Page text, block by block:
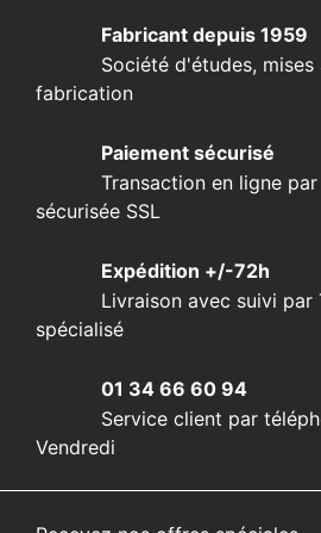
Fabricant depuis 1959
Société d'études,
fabrication
Paiement sécurisé
Transaction en ligne
sécurisée SSL
Expédition +/-72h
Livraison avec suivi par
spécialisé
01 34 66 60 94
Service client par
Vendredi